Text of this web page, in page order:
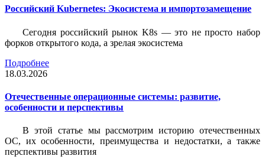
Российский Kubernetes: Экосистема и импортозамещение
Сегодня российский рынок K8s — это не просто набор
форков открытого кода, а зрелая экосистема
Подробнее
18.03.2026
Отечественные операционные системы: развитие,
особенности и перспективы
В этой статье мы рассмотрим историю отечественных
ОС, их особенности, преимущества и недостатки, а также
перспективы развития